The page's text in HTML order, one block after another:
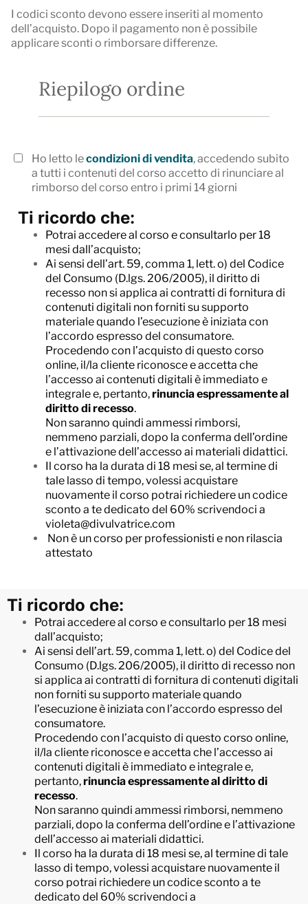
I codici sconto devono essere inseriti al momento
dell’acquisto. Dopo il pagamento non è possibile
applicare sconti o rimborsare differenze.
Riepilogo ordine
Ho letto lecondizioni di vendita, accedendo subito
a tutti i contenuti del corso accetto di rinunciare al
rimborso del corso entro i primi 14 giorni
Ti ricordo che:
Potrai accedere al corso e consultarlo per 18
mesi dall’acquisto;
Ai sensi dell’art. 59, comma 1, lett. o) del Codice
del Consumo (D.lgs. 206/2005), il diritto di
recesso non si applica ai contratti di fornitura di
contenuti digitali non forniti su supporto
materiale quando l’esecuzione è iniziata con
l’accordo espresso del consumatore.
Procedendo con l’acquisto di questo corso
online, il/la cliente riconosce e accetta che
l’accesso ai contenuti digitali è immediato e
integrale e, pertanto,rinuncia espressamente al
diritto di recesso.
Non saranno quindi ammessi rimborsi,
nemmeno parziali, dopo la conferma dell’ordine
e l’attivazione dell’accesso ai materiali didattici.
Il corso ha la durata di 18 mesi se, al termine di
tale lasso di tempo, volessi acquistare
nuovamente il corso potrai richiedere un codice
sconto a te dedicato del 60% scrivendoci a
violeta@divulvatrice.com
Non è un corso per professionisti e non rilascia
attestato
Ti ricordo che:
Potrai accedere al corso e consultarlo per 18 mesi
dall’acquisto;
Ai sensi dell’art. 59, comma 1, lett. o) del Codice del
Consumo (D.lgs. 206/2005), il diritto di recesso non
si applica ai contratti di fornitura di contenuti digitali
non forniti su supporto materiale quando
l’esecuzione è iniziata con l’accordo espresso del
consumatore.
Procedendo con l’acquisto di questo corso online,
il/la cliente riconosce e accetta che l’accesso ai
contenuti digitali è immediato e integrale e,
pertanto,rinuncia espressamente al diritto di
recesso.
Non saranno quindi ammessi rimborsi, nemmeno
parziali, dopo la conferma dell’ordine e l’attivazione
dell’accesso ai materiali didattici.
Il corso ha la durata di 18 mesi se, al termine di tale
lasso di tempo, volessi acquistare nuovamente il
corso potrai richiedere un codice sconto a te
dedicato del 60% scrivendoci a